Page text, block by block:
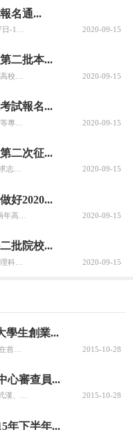
名通...
2020-09-15
二批本...
2020-09-15
試報名...
2020-09-15
二次征...
根據高招錄取日程安排，本科普通批次第二次征求志愿將于8月29日上午10:00至8月30日上午10:00進行填報。經研究審定，2020年上海市普通高校招生本科普通批次第二次征求志愿降分控制線為385分。查字典小編整理相關資訊，關注一下~本科普通批次第二次征求志愿填報即將開始根據高招錄取日程安排，本科普... 2020-09-15
好2020...
2020-09-15
批院校...
2020-09-15
學生創業...
東北大學學子獲大學生創新創業競賽金獎日前，在首屆中國“互聯網+”大學生創新創業大賽全國總決賽上，由東北大學師生完成的項目“森之高科無線運動捕捉傳感系統”斬獲金獎。這是遼寧省高校在本屆大賽中獲得的唯一一枚金獎。該獲獎項目由龔佳樂、李琪等7名學生組成的科研團隊完成。參賽過程中，陸志國、賈建鋒兩位老師分別... 2015-10-28
心審查員...
2015-10-28
年下半年...